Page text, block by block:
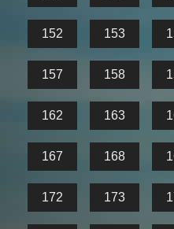
152 153
157 158
162 163
167 168
172 173